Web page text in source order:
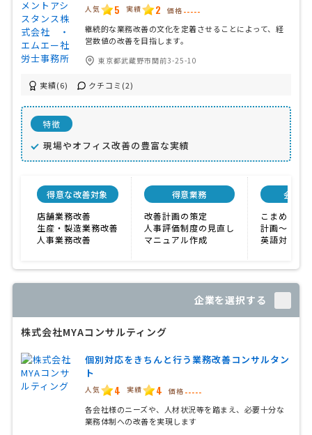
人気 5 実績 2 価格 -----
継続的な業務改善の文化を定着させることによって、経
営数値の改善を目指します。
東京都武蔵野市関前3-25-10
実績(6) クチコミ(2)
特徴
現場やオフィス改善の豊富な実績
得意な改善対象
店舗業務改善
生産・製造業務改善
人事業務改善
得意業務
改善計画の策定
人事評価制度の見直し
マニュアル作成
会社特
こまめな対
計画〜実施
英語対応化
企業を選択する
株式会社MYAコンサルティング
個別対応をきちんと行う業務改善コンサルタン
ト
人気 4 実績 4 価格 -----
各会社様のニーズや、人材状況等を踏まえ、必要十分な
業務体制への改善を実現します